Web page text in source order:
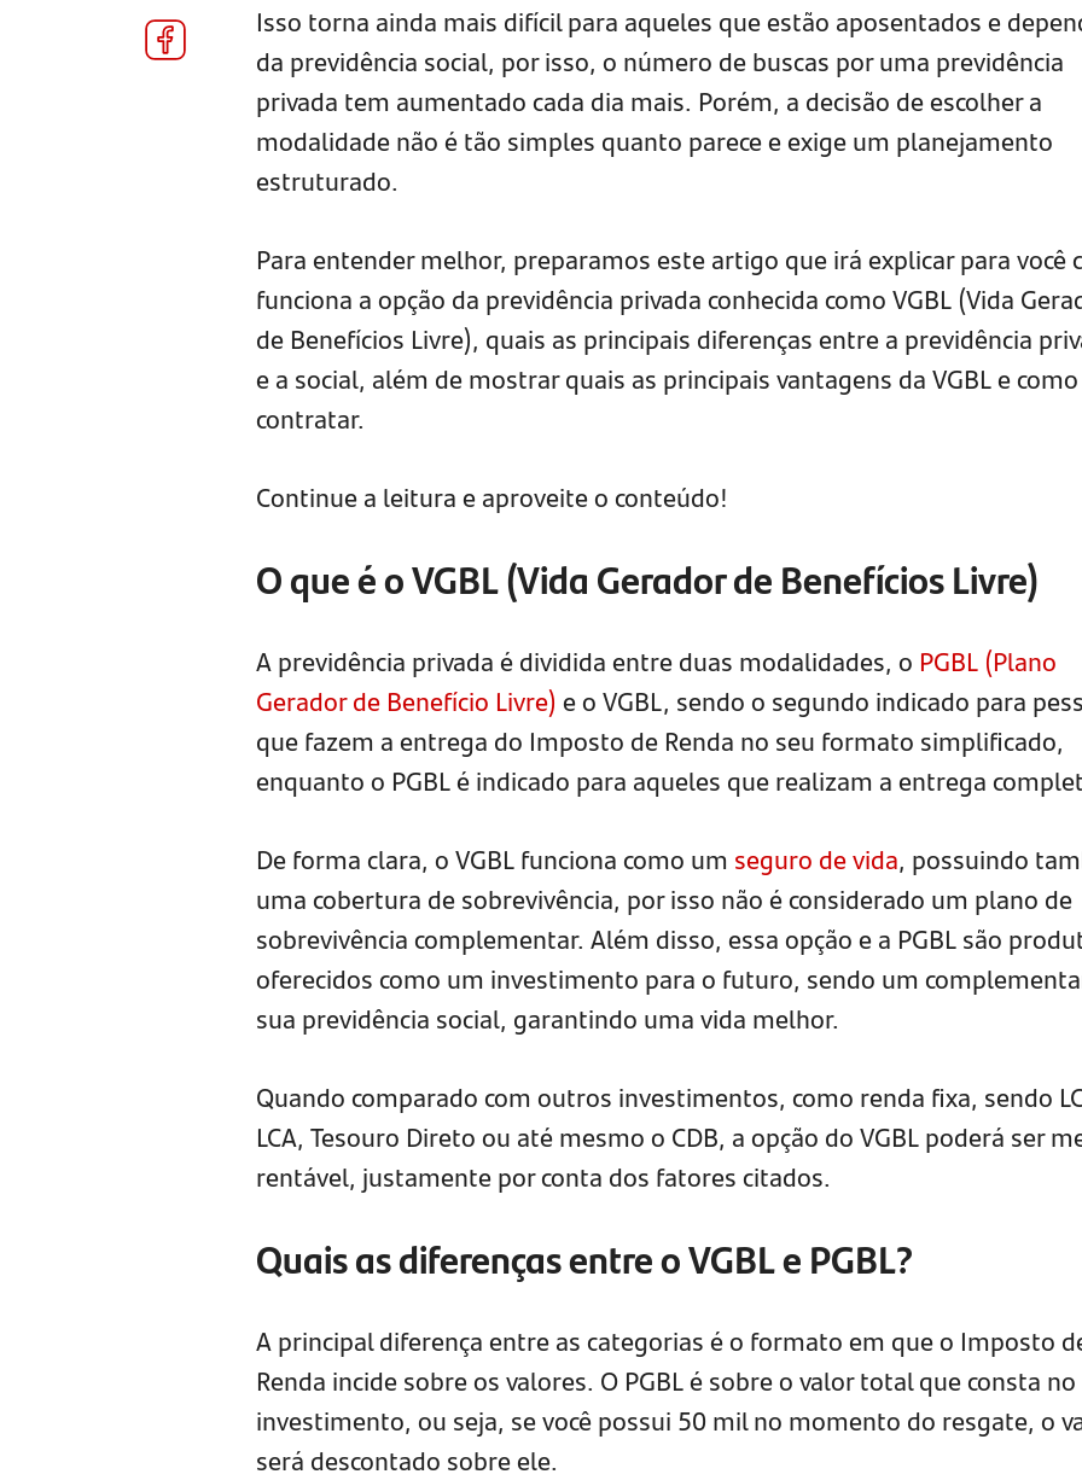
Isso torna ainda mais difícil para aqueles que estão aposentados e
da previdência social, por isso, o número de buscas por uma previdência
privada tem aumentado cada dia mais. Porém, a decisão de escolher a
modalidade não é tão simples quanto parece e exige um planejamento
estruturado.
Para entender melhor, preparamos este artigo que irá explicar para você
funciona a opção da previdência privada conhecida como VGBL (Vida
de Benefícios Livre), quais as principais diferenças entre a previdência
e a social, além de mostrar quais as principais vantagens da VGBL e como
contratar.
Continue a leitura e aproveite o conteúdo!
O que é o VGBL (Vida Gerador de Benefícios Livre)
A previdência privada é dividida entre duas modalidades, o PGBL (Plano
Gerador de Benefício Livre) e o VGBL, sendo o segundo indicado para
que fazem a entrega do Imposto de Renda no seu formato simplificado,
enquanto o PGBL é indicado para aqueles que realizam a entrega
De forma clara, o VGBL funciona como um seguro de vida, possuindo
uma cobertura de sobrevivência, por isso não é considerado um plano de
sobrevivência complementar. Além disso, essa opção e a PGBL são
oferecidos como um investimento para o futuro, sendo um
sua previdência social, garantindo uma vida melhor.
Quando comparado com outros investimentos, como renda fixa, sendo
LCA, Tesouro Direto ou até mesmo o CDB, a opção do VGBL poderá ser
rentável, justamente por conta dos fatores citados.
Quais as diferenças entre o VGBL e PGBL?
A principal diferença entre as categorias é o formato em que o Imposto
Renda incide sobre os valores. O PGBL é sobre o valor total que consta no
investimento, ou seja, se você possui 50 mil no momento do resgate, o
será descontado sobre ele.